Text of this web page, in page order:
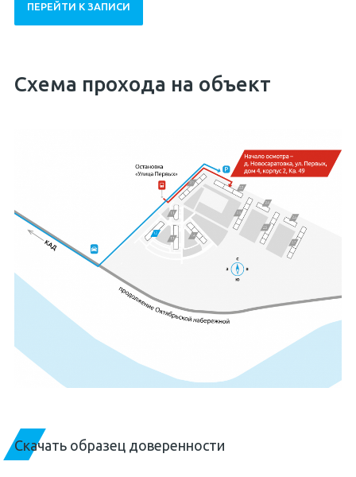
ПЕРЕЙТИ К ЗАПИСИ
Схема прохода на объект
Скачать образец доверенности